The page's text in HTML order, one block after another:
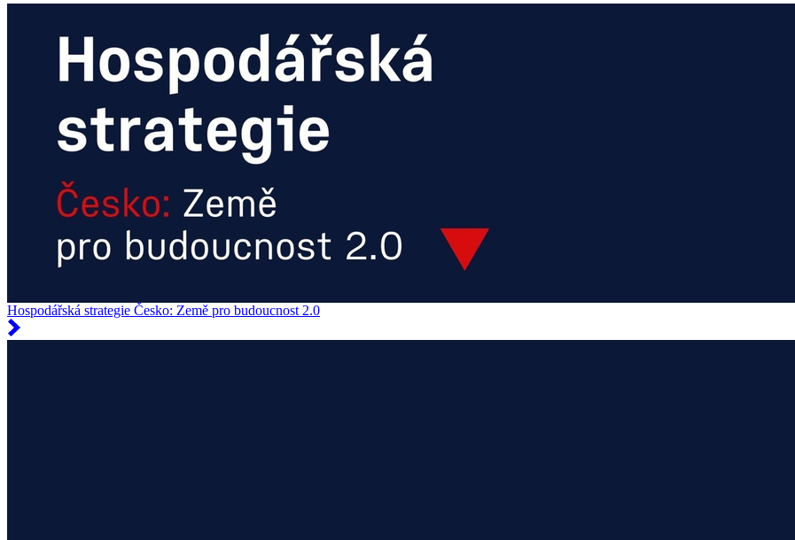
Hospodářská strategie Česko: Země pro budoucnost 2.0